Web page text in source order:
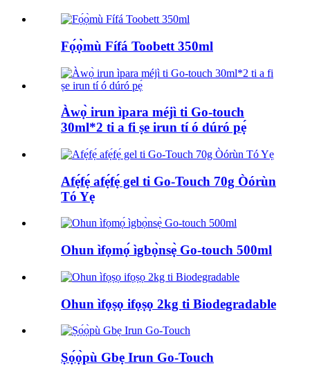
Fọ́ọ̀mù Fífá Toobett 350ml
Àwọ̀ irun ìpara méjì ti Go-touch
30ml*2 ti a fi ṣe irun tí ó dúró pẹ́
Afẹ́fẹ́ afẹ́fẹ́ gel ti Go-Touch 70g Òórùn
Tó Yẹ
Ohun ìfọmọ́ ìgbọ̀nsẹ̀ Go-touch 500ml
Ohun ìfọṣọ ifọṣọ 2kg ti Biodegradable
Ṣọ́ọ̀pù Gbẹ Irun Go-Touch